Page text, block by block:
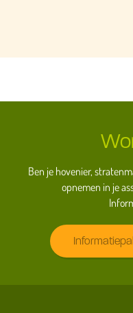
Ben je hovenier,
opnemen in je